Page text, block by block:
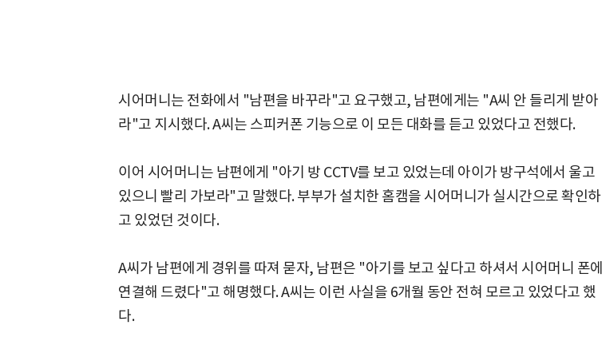
시어머니는 전화에서 "남편을 바꾸라"고 요구했고, 남편에게는 "A씨 안 들리게 받아
라"고 지시했다. A씨는 스피커폰 기능으로 이 모든 대화를 듣고 있었다고 전했다.
이어 시어머니는 남편에게 "아기 방 CCTV를 보고 있었는데 아이가 방구석에서 울고
있으니 빨리 가보라"고 말했다. 부부가 설치한 홈캠을 시어머니가 실시간으로 확인하
고 있었던 것이다.
A씨가 남편에게 경위를 따져 묻자, 남편은 "아기를 보고 싶다고 하셔서 시어머니 폰에
연결해 드렸다"고 해명했다. A씨는 이런 사실을 6개월 동안 전혀 모르고 있었다고 했
다.